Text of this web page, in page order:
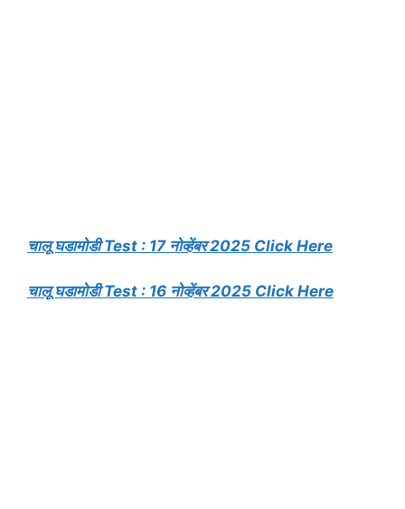
चालू घडामोडी Test : 17 नोव्हेंबर 2025 Click Here
चालू घडामोडी Test : 16 नोव्हेंबर 2025 Click Here